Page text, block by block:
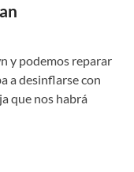
y podemos reparar
a desinflarse con
que nos habrá